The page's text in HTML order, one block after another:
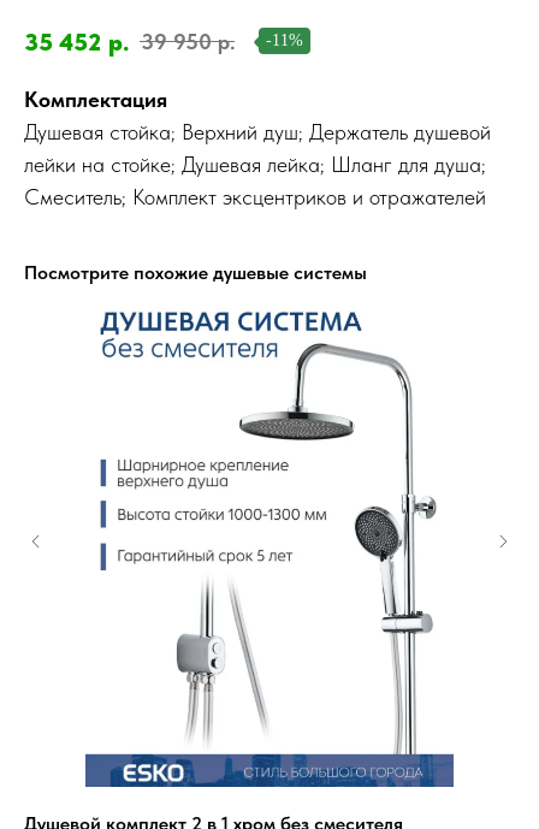
35 452 р. 39 950 р. -11%
Комплектация
Душевая стойка; Верхний душ; Держатель душевой
лейки на стойке; Душевая лейка; Шланг для душа;
Смеситель; Комплект эксцентриков и отражателей
Посмотрите похожие душевые системы
Душевой комплект 2 в 1 хром без смесителя